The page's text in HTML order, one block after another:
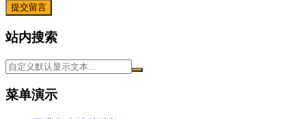
提交留言
站内搜索
菜单演示